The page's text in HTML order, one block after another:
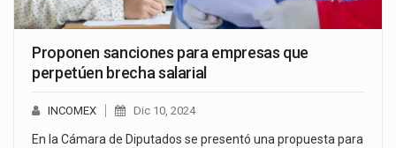
Proponen sanciones para empresas que
perpetúen brecha salarial
INCOMEX Dic 10, 2024
En la Cámara de Diputados se presentó una propuesta para